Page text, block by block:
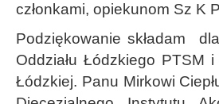
członkami, opiekunom Sz K
Podziękowanie składam
Oddziału Łódzkiego PTSM
Łódzkiej. Panu Mirkowi